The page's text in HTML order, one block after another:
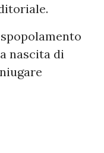
nascita di